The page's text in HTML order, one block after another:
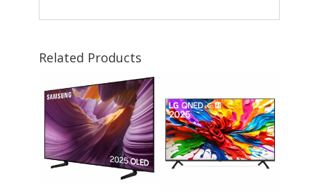
Related Products